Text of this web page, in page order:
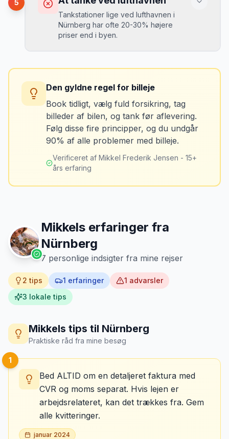
var der før du fik bilen.
Løsning
brændstofmåleren.
MJ
Mikkels erfaring Oktober 2024
“Jeg fotograferer altid bilen fra alle
vinkler ved afhentning. Det har reddet
5
Tankstationer lige ved lufthavnen i
Nürnberg har ofte 20-30% højere
priser end i byen.
sidste tankning.
Tank bilen op et par kilometer fra
lufthavnen dagen før aflevering. Priserne
er markant lavere.
Den gyldne regel for billeje
Book tidligt, vælg fuld forsikring, tag
billeder af bilen, og tank før aflevering.
Følg disse fire principper, og du undgår
90% af alle problemer med billeje.
Verificeret af Mikkel Frederik Jensen - 15+
års erfaring
Mikkels erfaringer fra
Nürnberg
7 personlige indsigter fra mine rejser
2 tips 1 erfaringer 1 advarsler
3 lokale tips
Mikkels tips til Nürnberg
Praktiske råd fra mine besøg
1
Bed ALTID om en detaljeret faktura med
CVR og moms separat. Hvis lejen er
arbejdsrelateret, kan det trækkes fra. Gem
alle kvitteringer.
januar 2024